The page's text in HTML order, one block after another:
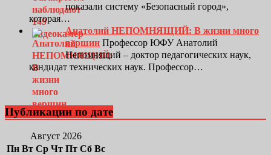
показали систему «Безопасный город»,
которая…
Анатолий НЕПОМНЯЩИЙ: В жизни много
вершин Профессор ЮФУ Анатолий
Непомнящий – доктор педагогических наук,
кандидат технических наук. Профессор…
Публикации по дате
Август 2026
Пн Вт Ср Чт Пт Сб Вс